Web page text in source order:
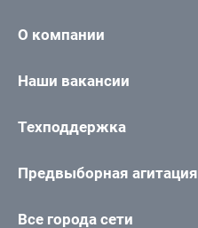
О компании
Наши вакансии
Техподдержка
Предвыборная агитация
Все города сети